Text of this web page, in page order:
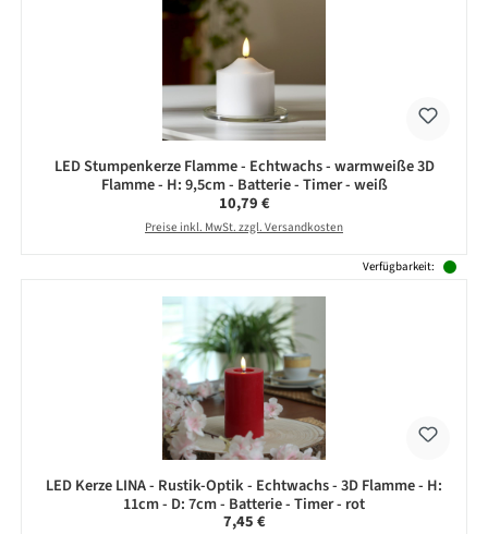
LED Stumpenkerze Flamme - Echtwachs - warmweiße 3D
Flamme - H: 9,5cm - Batterie - Timer - weiß
Regulärer Preis:
10,79 €
Preise inkl. MwSt. zzgl. Versandkosten
Verfügbarkeit:
LED Kerze LINA - Rustik-Optik - Echtwachs - 3D Flamme - H:
11cm - D: 7cm - Batterie - Timer - rot
Regulärer Preis:
7,45 €